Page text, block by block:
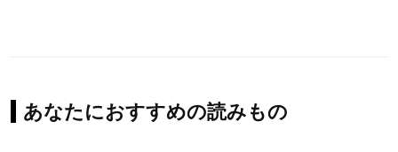
あなたにおすすめの読みもの